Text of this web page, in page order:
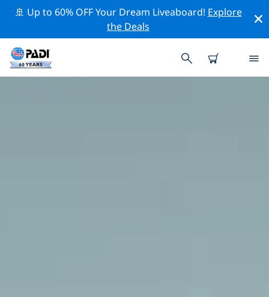
🚢 Up to 60% OFF Your Dream Liveaboard! Explore
the Deals